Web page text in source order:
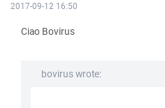
2017-09-12 16:50
Ciao Bovirus
bovirus wrote: